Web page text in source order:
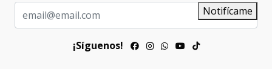
Notifícame
¡Síguenos!